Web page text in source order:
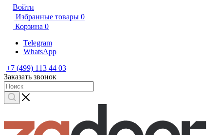
Войти
Избранные товары 0
Корзина 0
Telegram
WhatsApp
+7 (499) 113 44 03
Заказать звонок